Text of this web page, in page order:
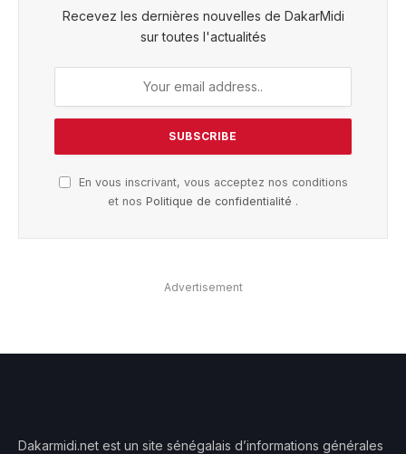
Recevez les dernières nouvelles de DakarMidi
sur toutes l'actualités
En vous inscrivant, vous acceptez nos conditions
et nos Politique de confidentialité .
Advertisement
Dakarmidi.net est un site sénégalais d’informations générales